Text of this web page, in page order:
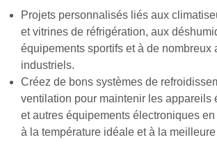
Projets personnalisés liés aux
et vitrines de réfrigération, aux
équipements sportifs et à de nombreux
industriels.
Créez de bons systèmes de
ventilation pour maintenir les appareils
et autres équipements électroniques
à la température idéale et à la